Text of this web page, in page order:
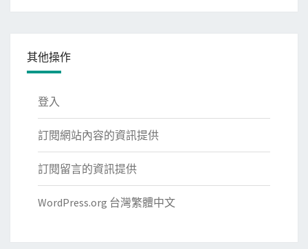
其他操作
登入
訂閱網站內容的資訊提供
訂閱留言的資訊提供
WordPress.org 台灣繁體中文